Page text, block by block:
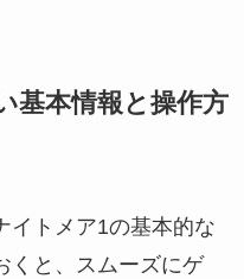
基本情報と操作方
イトメア1の基本的な
くと、スムーズにゲ